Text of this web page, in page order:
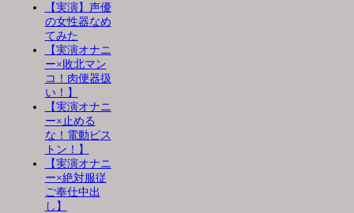
【実演】声優
の女性器なめ
てみた
【実演オナニ
ー×敗北マン
コ！肉便器扱
い！】
【実演オナニ
ー×止める
な！電動ピス
トン！】
【実演オナニ
ー×絶対服従
ご奉仕中出
し】